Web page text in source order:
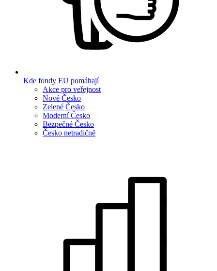
Kde fondy EU pomáhají
Akce pro veřejnost
Nové Česko
Zelené Česko
Moderní Česko
Bezpečné Česko
Česko netradičně